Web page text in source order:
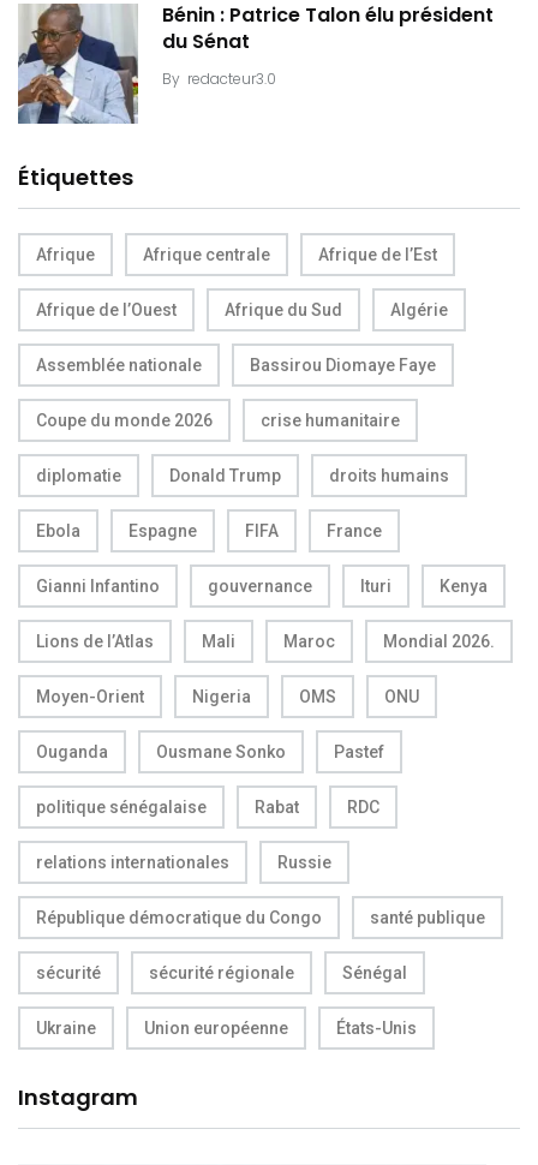
Bénin : Patrice Talon élu président
du Sénat
By redacteur3.0
Étiquettes
Afrique Afrique centrale Afrique de l’Est
Afrique de l’Ouest Afrique du Sud Algérie
Assemblée nationale Bassirou Diomaye Faye
Coupe du monde 2026 crise humanitaire
diplomatie Donald Trump droits humains
Ebola Espagne FIFA France
Gianni Infantino gouvernance Ituri Kenya
Lions de l’Atlas Mali Maroc Mondial 2026.
Moyen-Orient Nigeria OMS ONU
Ouganda Ousmane Sonko Pastef
politique sénégalaise Rabat RDC
relations internationales Russie
République démocratique du Congo santé publique
sécurité sécurité régionale Sénégal
Ukraine Union européenne États-Unis
Instagram